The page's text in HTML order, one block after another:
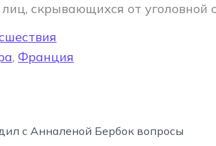
скрывающихся от уголовной
, Франция
с Анналеной Бербок вопросы